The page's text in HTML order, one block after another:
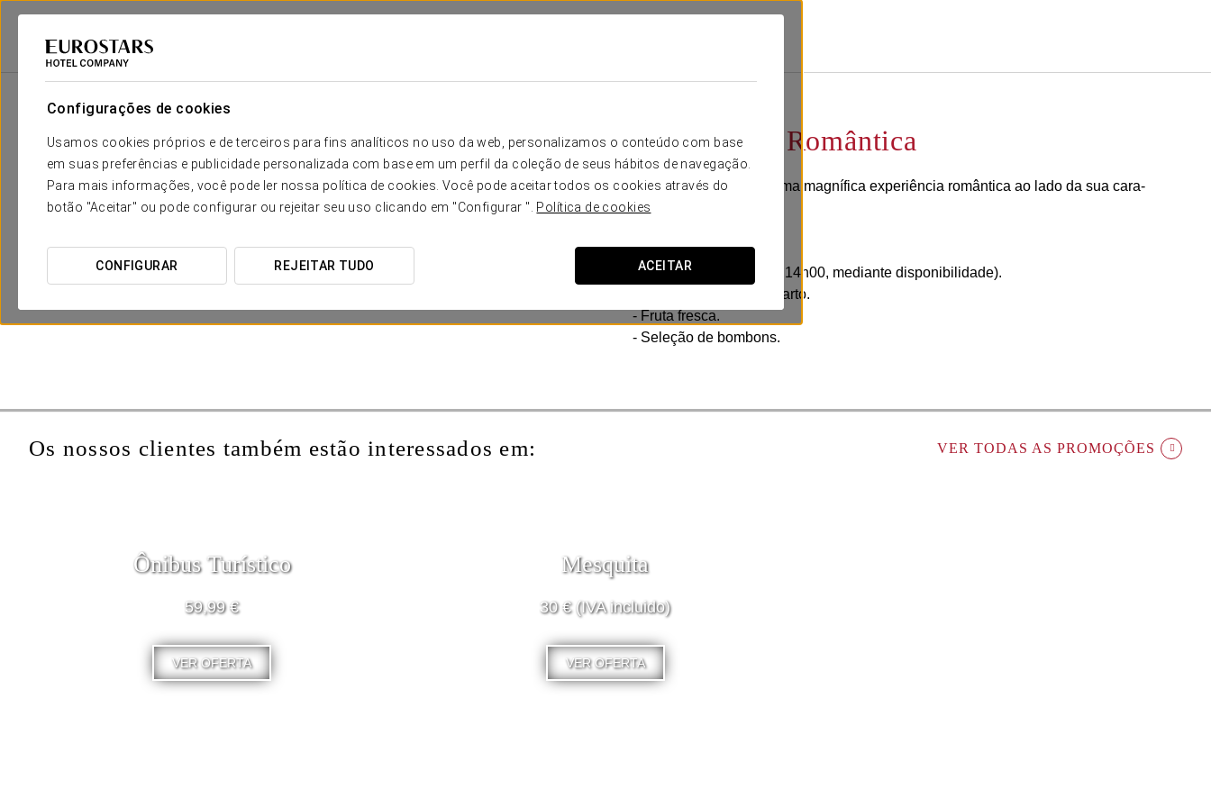
Configurações de cookies
Usamos cookies próprios e de terceiros para fins analíticos no uso da web, personalizamos o conteúdo com base
em suas preferências e publicidade personalizada com base em um perfil da coleção de seus hábitos de navegação.
Para mais informações, você pode ler nossa política de cookies. Você pode aceitar todos os cookies através do
botão "Aceitar" ou pode configurar ou rejeitar seu uso clicando em "Configurar ". Política de cookies
CONFIGURAR REJEITAR TUDO ACEITAR
Eurostars Hotel Company
Experiência Romântica
Convidamo-lo a viver uma magnífica experiência romântica ao lado da sua cara-
metade.
Inclui:
- Late check-out (até às 14h00, mediante disponibilidade).
- Garrafa de cava no quarto.
- Fruta fresca.
- Seleção de bombons.
Os nossos clientes também estão interessados em: VER TODAS AS PROMOÇÕES
Ônibus Turístico
59,99 €
VER OFERTA
Mesquita
30 € (IVA incluido)
VER OFERTA